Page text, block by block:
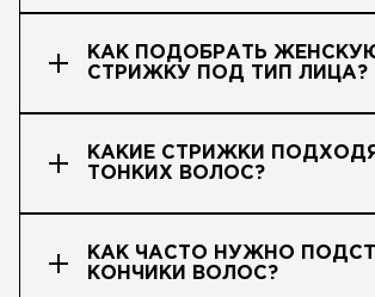
КАК ПОДОБРАТЬ
СТРИЖКУ ПОД ТИП ЛИЦА?
КАКИЕ СТРИЖКИ
ТОНКИХ ВОЛОС?
КАК ЧАСТО НУЖНО
КОНЧИКИ ВОЛОС?